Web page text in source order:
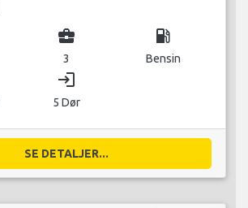
business_center
3
local_gas_station
Bensin
login
5 Dør
SE DETALJER...